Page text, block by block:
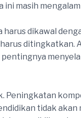
masih
dikawal
ditingkatkan.
Peningkatan
tidak